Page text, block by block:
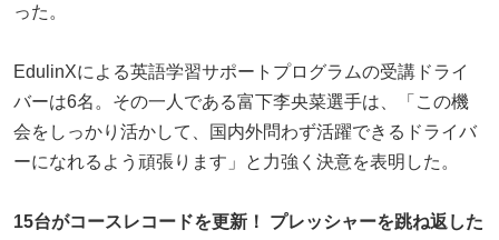
った。
EdulinXによる英語学習サポートプログラムの受講ドライ
バーは6名。その一人である富下李央菜選手は、「この機
会をしっかり活かして、国内外問わず活躍できるドライバ
ーになれるよう頑張ります」と力強く決意を表明した。
15台がコースレコードを更新！ プレッシャーを跳ね返した